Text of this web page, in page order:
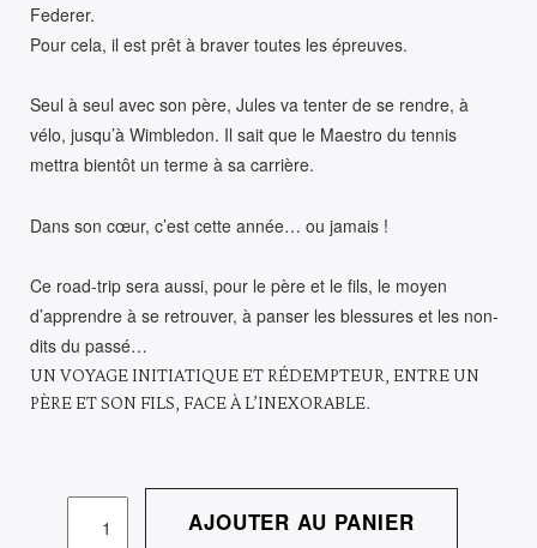
Federer.
Pour cela, il est prêt à braver toutes les épreuves.
Seul à seul avec son père, Jules va tenter de se rendre, à
vélo, jusqu’à Wimbledon. Il sait que le Maestro du tennis
mettra bientôt un terme à sa carrière.
Dans son cœur, c’est cette année… ou jamais !
Ce road-trip sera aussi, pour le père et le fils, le moyen
d’apprendre à se retrouver, à panser les blessures et les non-
dits du passé…
UN VOYAGE INITIATIQUE ET RÉDEMPTEUR, ENTRE UN
PÈRE ET SON FILS, FACE À L’INEXORABLE.
AJOUTER AU PANIER